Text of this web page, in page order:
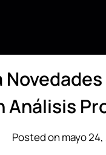
Análisis
Posted on mayo